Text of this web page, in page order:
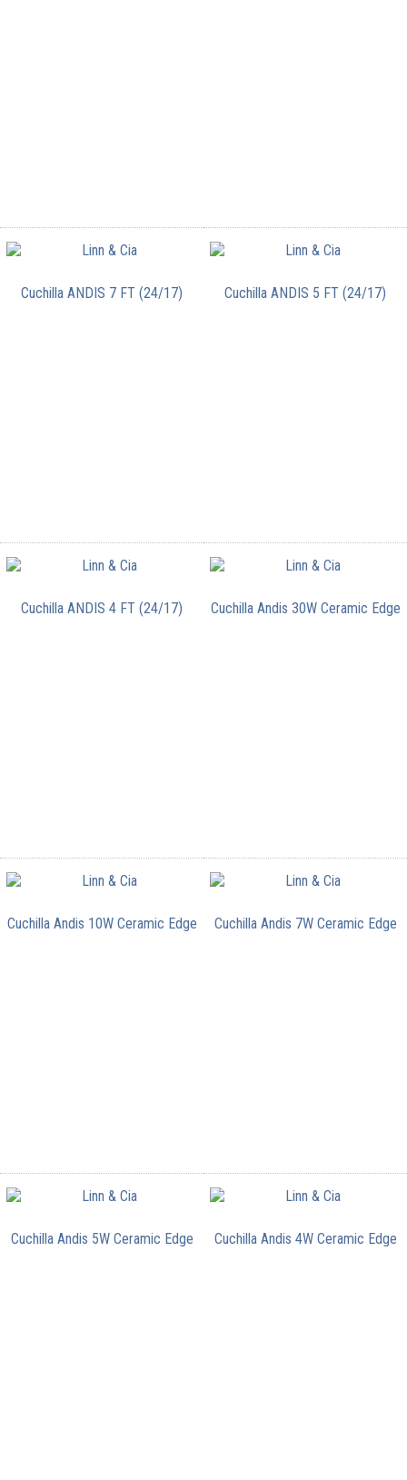
Cuchilla ANDIS 7 FT (24/17) Cuchilla ANDIS 5 FT (24/17)
Cuchilla ANDIS 4 FT (24/17) Cuchilla Andis 30W Ceramic Edge
Cuchilla Andis 10W Ceramic Edge Cuchilla Andis 7W Ceramic Edge
Cuchilla Andis 5W Ceramic Edge Cuchilla Andis 4W Ceramic Edge